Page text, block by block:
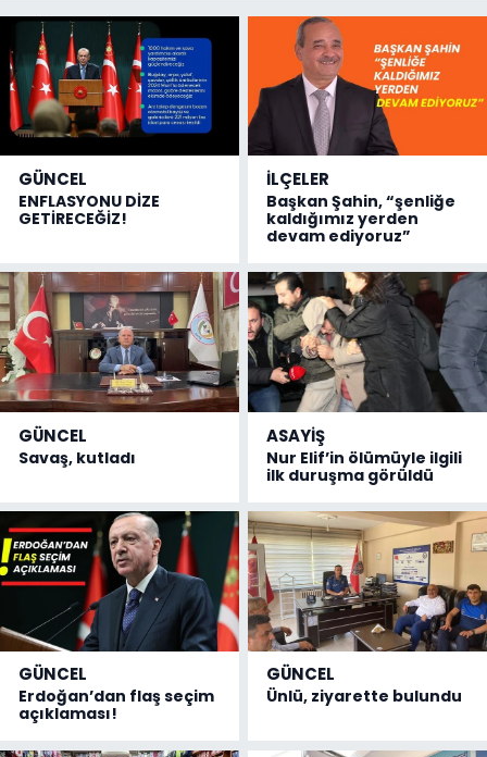
GÜNCEL
ENFLASYONU DİZE
GETİRECEĞİZ!
İLÇELER
Başkan Şahin, “şenliğe
kaldığımız yerden
devam ediyoruz”
GÜNCEL
Savaş, kutladı
ASAYİŞ
Nur Elif’in ölümüyle ilgili
ilk duruşma görüldü
GÜNCEL
Erdoğan’dan flaş seçim
açıklaması!
GÜNCEL
Ünlü, ziyarette bulundu